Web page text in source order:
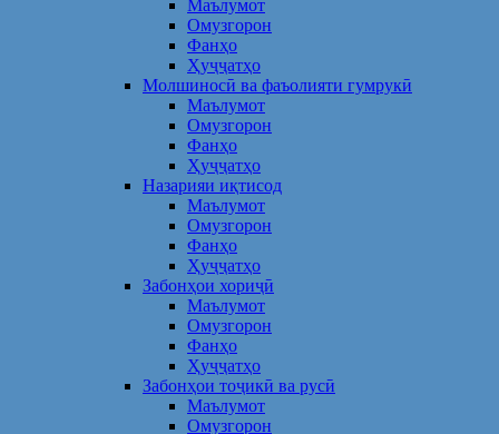
Маълумот
Омузгорон
Фанҳо
Ҳуҷҷатҳо
Молшиносӣ ва фаъолияти гумрукӣ
Маълумот
Омузгорон
Фанҳо
Ҳуҷҷатҳо
Назарияи иқтисод
Маълумот
Омузгорон
Фанҳо
Ҳуҷҷатҳо
Забонҳои хориҷӣ
Маълумот
Омузгорон
Фанҳо
Ҳуҷҷатҳо
Забонҳои тоҷикӣ ва русӣ
Маълумот
Омузгорон